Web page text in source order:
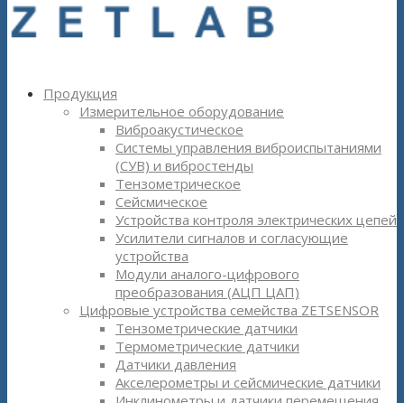
Продукция
Измерительное оборудование
Виброакустическое
Системы управления виброиспытаниями
(СУВ) и вибростенды
Тензометрическое
Сейсмическое
Устройства контроля электрических цепей
Усилители сигналов и согласующие
устройства
Модули аналого-цифрового
преобразования (АЦП ЦАП)
Цифровые устройства семейства ZETSENSOR
Тензометрические датчики
Термометрические датчики
Датчики давления
Акселерометры и сейсмические датчики